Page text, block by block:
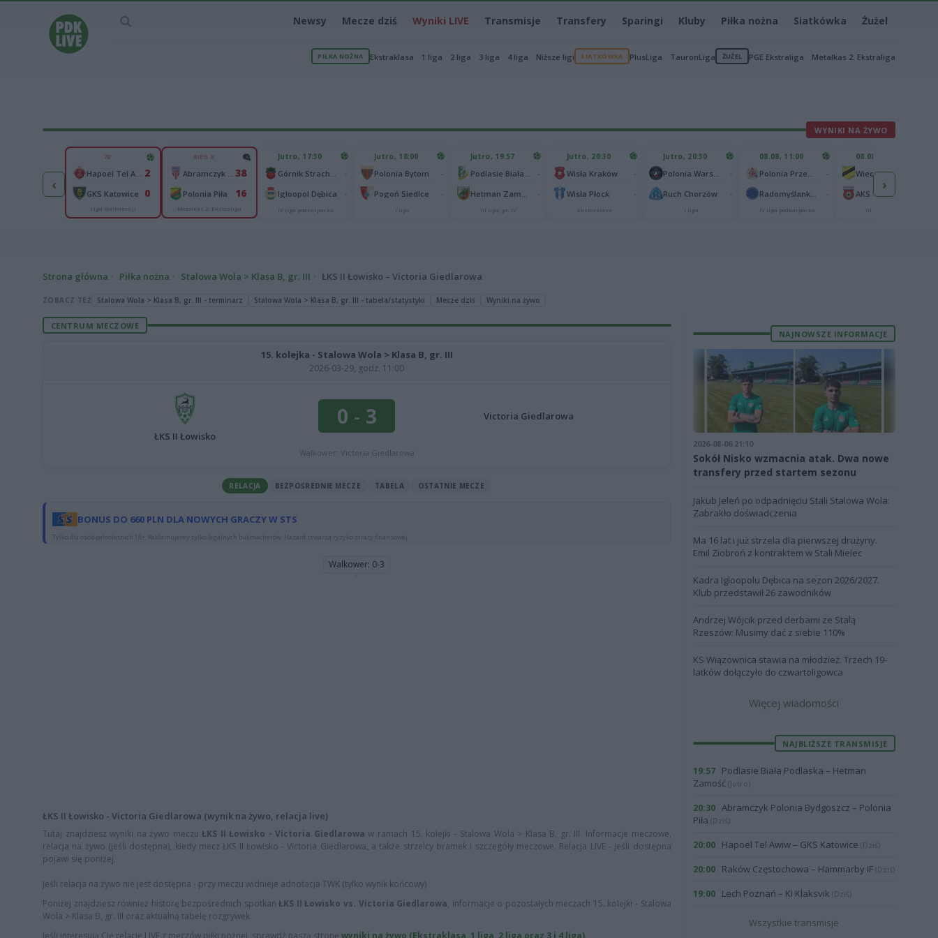
Newsy Mecze dziś Wyniki LIVE Transmisje Transfery Sparingi Kluby Piłka nożna Siatkówka Żużel
PIŁKA NOŻNA Ekstraklasa 1 liga 2 liga 3 liga 4 liga Niższe ligi SIATKÓWKA PlusLiga TauronLiga ŻUŻEL PGE Ekstraliga Metalkas 2. Ekstraliga
WYNIKI NA ŻYWO
‹
Raków Częstochowa0
0
70'
2
GKS Katowice 0
Liga Konferencji
BIEG X
38
Polonia Piła 16
Metalkas 2. Ekstraliga
Jutro, 17:30
Igloopol Dębica
IV liga podkarpacka
Jutro, 18:00
Polonia Bytom
Pogoń Siedlce
I liga
Jutro, 19:57
III liga, gr. IV
Jutro, 20:30
Wisła Kraków
Wisła Płock
Ekstraklasa
Jutro, 20:30
Ruch Chorzów
I liga
08.08, 11:00
IV liga podkarpacka
08.08, 12:00
III liga, gr. IV
›
Strona główna Piłka nożna Stalowa Wola > Klasa B, gr. III ŁKS II Łowisko – Victoria Giedlarowa
ZOBACZ TEŻ Stalowa Wola > Klasa B, gr. III - terminarz Stalowa Wola > Klasa B, gr. III - tabela/statystyki Mecze dziś Wyniki na żywo
CENTRUM MECZOWE
15. kolejka - Stalowa Wola > Klasa B, gr. III
2026-03-29, godz. 11:00
ŁKS II Łowisko
0 - 3 Victoria Giedlarowa
Walkower: Victoria Giedlarowa
RELACJA BEZPOŚREDNIE MECZE TABELA OSTATNIE MECZE
BONUS DO 660 PLN DLA NOWYCH GRACZY W STS
Tylko dla osób pełnoletnich 18+. Reklamujemy tylko legalnych bukmacherów. Hazard stwarza ryzyko straty finansowej.
Walkower: 0-3
ŁKS II Łowisko - Victoria Giedlarowa (wynik na żywo, relacja live)
Tutaj znajdziesz wyniki na żywo meczuŁKS II Łowisko - Victoria Giedlarowa w ramach 15. kolejki - Stalowa Wola > Klasa B, gr. III. Informacje meczowe,
relacja na żywo (jeśli dostępna), kiedy mecz ŁKS II Łowisko - Victoria Giedlarowa, a także strzelcy bramek i szczegóły meczowe. Relacja LIVE - jeśli dostępna
pojawi się poniżej.
Jeśli relacja na żywo nie jest dostępna - przy meczu widnieje adnotacja TWK (tylko wynik końcowy)
Poniżej znajdziesz również historę bezpośrednich spotkańŁKS II Łowisko vs. Victoria Giedlarowa, informacje o pozostałych meczach 15. kolejki - Stalowa
Wola > Klasa B, gr. III oraz aktualną tabelę rozgrywek.
Jeśli interesują Cię relacje LIVE z meczów piłki nożnej, sprawdź naszą stronę wyniki na żywo (Ekstraklasa, 1 liga, 2 liga oraz 3 i 4 liga).
NAJNOWSZE INFORMACJE
2026-08-06 21:10
Sokół Nisko wzmacnia atak. Dwa nowe
transfery przed startem sezonu
Jakub Jeleń po odpadnięciu Stali Stalowa Wola:
Zabrakło doświadczenia
Ma 16 lat i już strzela dla pierwszej drużyny.
Emil Ziobroń z kontraktem w Stali Mielec
Kadra Igloopolu Dębica na sezon 2026/2027.
Klub przedstawił 26 zawodników
Andrzej Wójcik przed derbami ze Stalą
Rzeszów: Musimy dać z siebie 110%
KS Wiązownica stawia na młodzież. Trzech 19-
latków dołączyło do czwartoligowca
Więcej wiadomości
NAJBLIŻSZE TRANSMISJE
19:57
Podlasie Biała Podlaska – Hetman
Zamość (Jutro)
20:30 Abramczyk Polonia Bydgoszcz – Polonia
Piła (Dziś)
20:00 Hapoel Tel Awiw – GKS Katowice (Dziś)
20:00 Raków Częstochowa – Hammarby IF (Dziś)
19:00 Lech Poznań – KI Klaksvik (Dziś)
Wszystkie transmisje